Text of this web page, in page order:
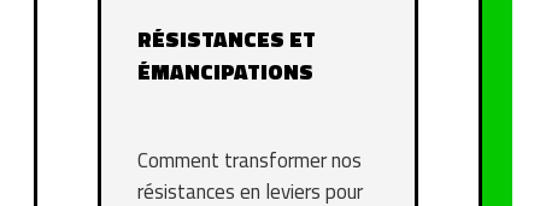
RÉSISTANCES ET
ÉMANCIPATIONS
Comment transformer nos
résistances en leviers pour